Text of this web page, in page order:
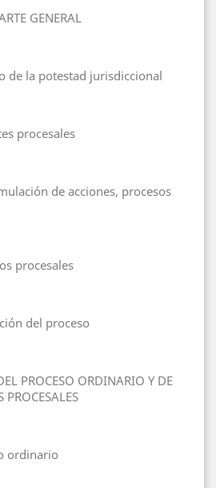
GENERAL
de la potestad jurisdiccional
procesales
de acciones, procesos
procesales
del proceso
PROCESO ORDINARIO Y DE
ordinario